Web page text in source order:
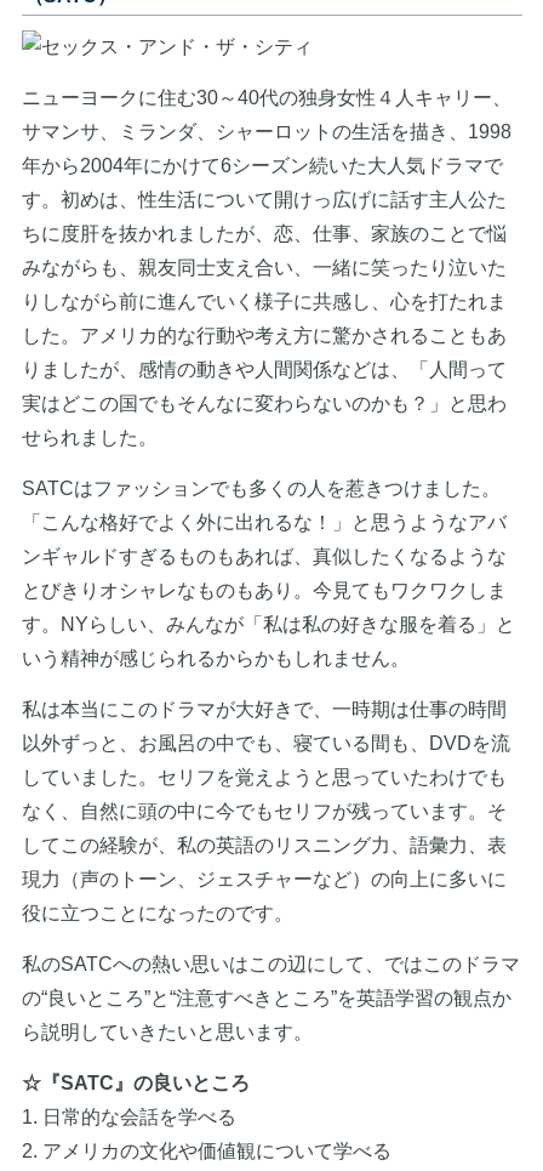
ニューヨークに住む30～40代の独身女性４人キャリー、
サマンサ、ミランダ、シャーロットの生活を描き、1998
年から2004年にかけて6シーズン続いた大人気ドラマで
す。初めは、性生活について開けっ広げに話す主人公た
ちに度肝を抜かれましたが、恋、仕事、家族のことで悩
みながらも、親友同士支え合い、一緒に笑ったり泣いた
りしながら前に進んでいく様子に共感し、心を打たれま
した。アメリカ的な行動や考え方に驚かされることもあ
りましたが、感情の動きや人間関係などは、「人間って
実はどこの国でもそんなに変わらないのかも？」と思わ
せられました。
SATCはファッションでも多くの人を惹きつけました。
「こんな格好でよく外に出れるな！」と思うようなアバ
ンギャルドすぎるものもあれば、真似したくなるような
とびきりオシャレなものもあり。今見てもワクワクしま
す。NYらしい、みんなが「私は私の好きな服を着る」と
いう精神が感じられるからかもしれません。
私は本当にこのドラマが大好きで、一時期は仕事の時間
以外ずっと、お風呂の中でも、寝ている間も、DVDを流
していました。セリフを覚えようと思っていたわけでも
なく、自然に頭の中に今でもセリフが残っています。そ
してこの経験が、私の英語のリスニング力、語彙力、表
現力（声のトーン、ジェスチャーなど）の向上に多いに
役に立つことになったのです。
私のSATCへの熱い思いはこの辺にして、ではこのドラマ
の“良いところ”と“注意すべきところ”を英語学習の観点か
ら説明していきたいと思います。
☆『SATC』の良いところ
1. 日常的な会話を学べる
2. アメリカの文化や価値観について学べる